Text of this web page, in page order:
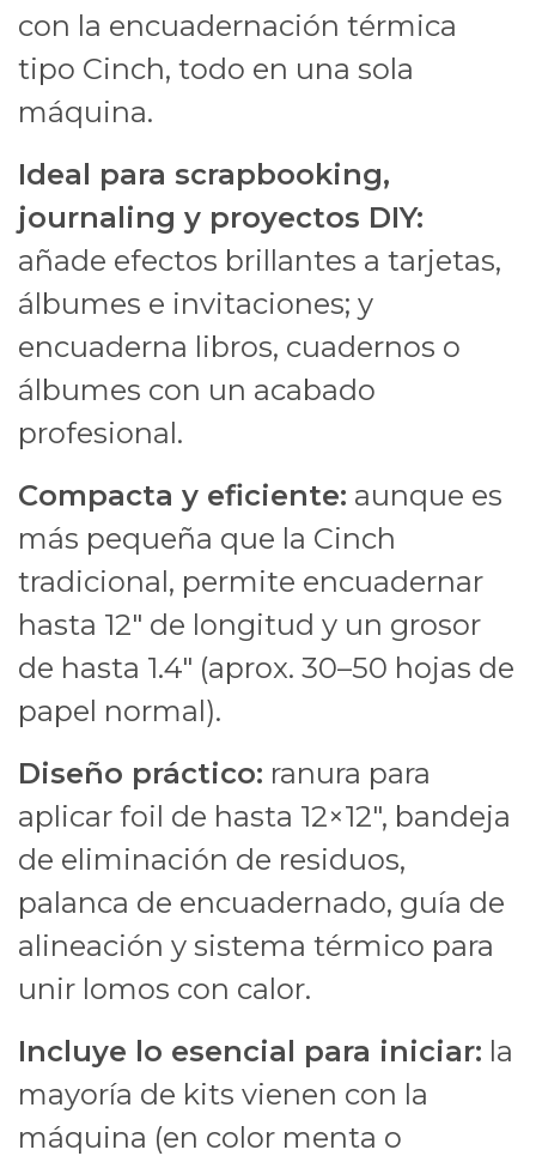
con la encuadernación térmica
tipo Cinch, todo en una sola
máquina.
Ideal para scrapbooking,
journaling y proyectos DIY:
añade efectos brillantes a tarjetas,
álbumes e invitaciones; y
encuaderna libros, cuadernos o
álbumes con un acabado
profesional.
Compacta y eficiente: aunque es
más pequeña que la Cinch
tradicional, permite encuadernar
hasta 12" de longitud y un grosor
de hasta 1.4" (aprox. 30–50 hojas de
papel normal).
Diseño práctico: ranura para
aplicar foil de hasta 12×12″, bandeja
de eliminación de residuos,
palanca de encuadernado, guía de
alineación y sistema térmico para
unir lomos con calor.
Incluye lo esencial para iniciar: la
mayoría de kits vienen con la
máquina (en color menta o